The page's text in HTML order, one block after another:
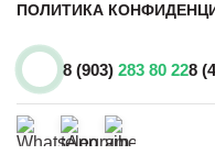
ПОЛИТИКА
8 (903) 283 80 228